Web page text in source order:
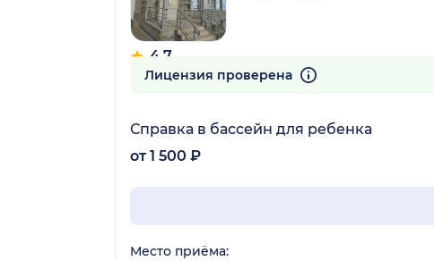
4.7
99 отзывов
Лицензия проверена
Справка в бассейн для ребенка
от 1 500 ₽
Место приёма: